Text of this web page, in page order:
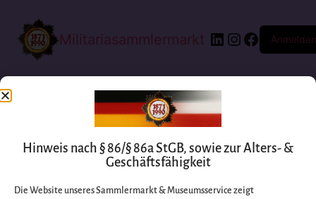
Militariasammlermarkt Anmelden
Hinweis nach § 86/§ 86a StGB, sowie zur Alters- &
Geschäftsfähigkeit
Die Website unseres Sammlermarkt & Museumsservice zeigt